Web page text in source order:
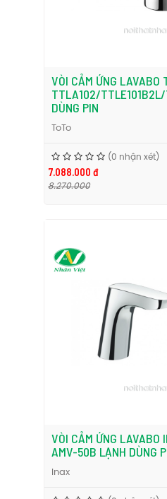
VÒI CẢM ỨNG LAVABO
TTLA102/
DÙNG PIN
ToTo
(0 nhận xét)
7.088.000 đ
8.270.000
VÒI CẢM ỨNG LAVABO
AMV-50B LẠNH DÙNG
Inax